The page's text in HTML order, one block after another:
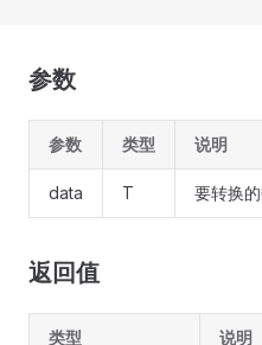
参数
参数 类型 说明
data T 要转换
返回值
类型 说明